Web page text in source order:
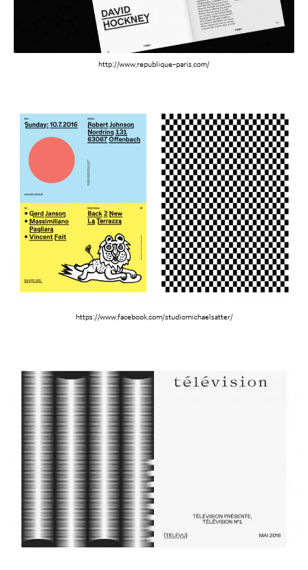
http://www.republique-paris.com/
https://www.facebook.com/studiomichaelsatter/